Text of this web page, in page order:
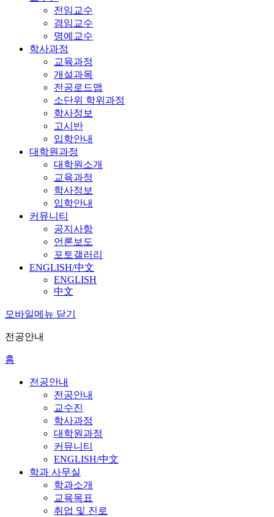
전임교수
겸임교수
명예교수
학사과정
교육과정
개설과목
전공로드맵
소단위 학위과정
학사정보
고시반
입학안내
대학원과정
대학원소개
교육과정
학사정보
입학안내
커뮤니티
공지사항
언론보도
포토갤러리
ENGLISH/中文
ENGLISH
中文
모바일메뉴 닫기
전공안내
홈
전공안내
전공안내
교수진
학사과정
대학원과정
커뮤니티
ENGLISH/中文
학과 사무실
학과소개
교육목표
취업 및 진로